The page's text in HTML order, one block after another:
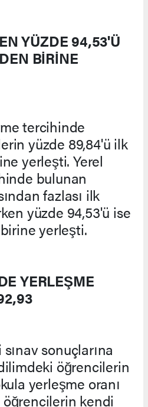
YÜZDE 94,53'Ü
BİRİNE
tercihinde
yüzde 89,84'ü ilk
yerleşti. Yerel
bulunan
fazlası ilk
yüzde 94,53'ü ise
yerleşti.
YERLEŞME
sonuçlarına
öğrencilerin
yerleşme oranı
kendi